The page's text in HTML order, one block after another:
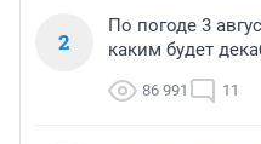
2
По погоде 3
каким будет
86 991 11